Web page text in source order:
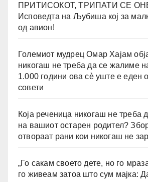
ПРИТИСОКОТ, ТРИПАТИ СЕ
Исповедта на Љубиша кој за
од авион!
Големиот мудрец Омар Хајам
никогаш не треба да се жалиме
1.000 години ова сè уште е еден
совети
Која реченица никогаш не треба
на вашиот остарен родител?
отвораат рани кои никогаш не
„Го сакам своето дете, но го
го живеам затоа што сум мајка: